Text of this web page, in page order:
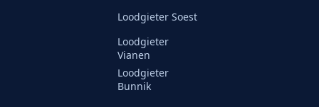
Loodgieter Soest
Loodgieter
Vianen
Loodgieter
Bunnik